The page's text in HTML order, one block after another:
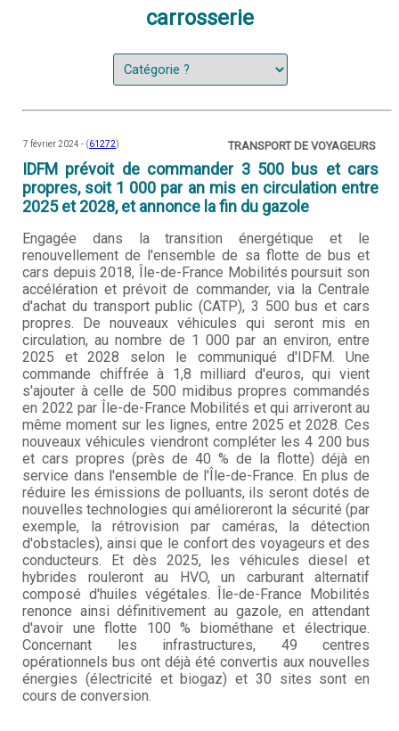
carrosserie
7 février 2024 - (61272) TRANSPORT DE VOYAGEURS
IDFM prévoit de commander 3 500 bus et cars
propres, soit 1 000 par an mis en circulation entre
2025 et 2028, et annonce la fin du gazole
Engagée dans la transition énergétique et le
renouvellement de l'ensemble de sa flotte de bus et
cars depuis 2018, Île-de-France Mobilités poursuit son
accélération et prévoit de commander, via la Centrale
d'achat du transport public (CATP), 3 500 bus et cars
propres. De nouveaux véhicules qui seront mis en
circulation, au nombre de 1 000 par an environ, entre
2025 et 2028 selon le communiqué d'IDFM. Une
commande chiffrée à 1,8 milliard d'euros, qui vient
s'ajouter à celle de 500 midibus propres commandés
en 2022 par Île-de-France Mobilités et qui arriveront au
même moment sur les lignes, entre 2025 et 2028. Ces
nouveaux véhicules viendront compléter les 4 200 bus
et cars propres (près de 40 % de la flotte) déjà en
service dans l'ensemble de l'Île-de-France. En plus de
réduire les émissions de polluants, ils seront dotés de
nouvelles technologies qui amélioreront la sécurité (par
exemple, la rétrovision par caméras, la détection
d'obstacles), ainsi que le confort des voyageurs et des
conducteurs. Et dès 2025, les véhicules diesel et
hybrides rouleront au HVO, un carburant alternatif
composé d'huiles végétales. Île-de-France Mobilités
renonce ainsi définitivement au gazole, en attendant
d'avoir une flotte 100 % biométhane et électrique.
Concernant les infrastructures, 49 centres
opérationnels bus ont déjà été convertis aux nouvelles
énergies (électricité et biogaz) et 30 sites sont en
cours de conversion.